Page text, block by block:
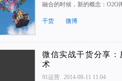
融合的时候，新的概念：
干货 微博
微信实战干货分享
术
91运营
2014-08-11 11:04